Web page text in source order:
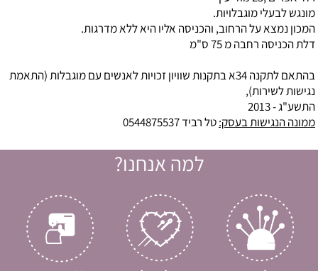
מונגש לבעלי מוגבלויות.
המכון נמצא על הרחוב, והכניסה אליו היא ללא מדרגות.
דלת הכניסה רחבה מ 75 ס"מ
בהתאם לתקנה 34א בתקנות שוויון זכויות לאנשים עם מוגבלות (התאמת
נגישות לשירות),
התשע"ג - 2013
ממונה הנגישות בעסק:טל רביד 0544875537
למה אנחנו?